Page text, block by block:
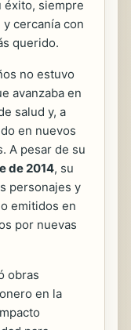
éxito, siempre
cercanía con
querido.
no estuvo
avanzaba en
salud y, a
en nuevos
A pesar de su
de 2014, su
personajes y
emitidos en
por nuevas
obras
en la